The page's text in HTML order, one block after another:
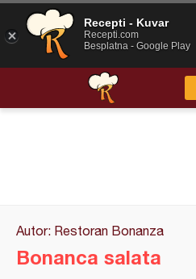
Autor: Restoran Bonanza
Bonanca salata
Recepti - Kuvar
Recepti.com
Besplatna - Google Play